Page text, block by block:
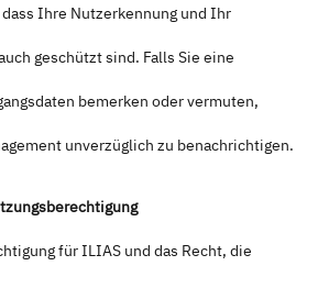
Ihre Nutzerkennung und Ihr
geschützt sind. Falls Sie eine
bemerken oder vermuten,
unverzüglich zu benachrichtigen.
für ILIAS und das Recht, die